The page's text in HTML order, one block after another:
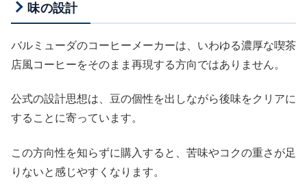
味の設計
バルミューダのコーヒーメーカーは、いわゆる濃厚な喫茶
店風コーヒーをそのまま再現する方向ではありません。
公式の設計思想は、豆の個性を出しながら後味をクリアに
することに寄っています。
この方向性を知らずに購入すると、苦味やコクの重さが足
りないと感じやすくなります。